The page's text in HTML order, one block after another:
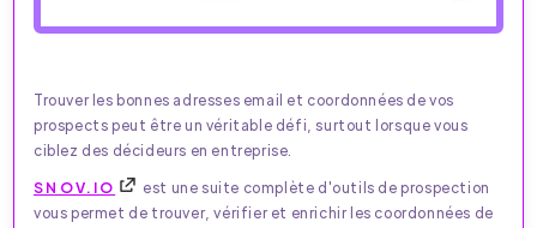
Trouver les bonnes adresses email et coordonnées de vos
prospects peut être un véritable défi, surtout lorsque vous
ciblez des décideurs en entreprise.
SNOV.IO
est une suite complète d'outils de prospection
vous permet de trouver, vérifier et enrichir les coordonnées de